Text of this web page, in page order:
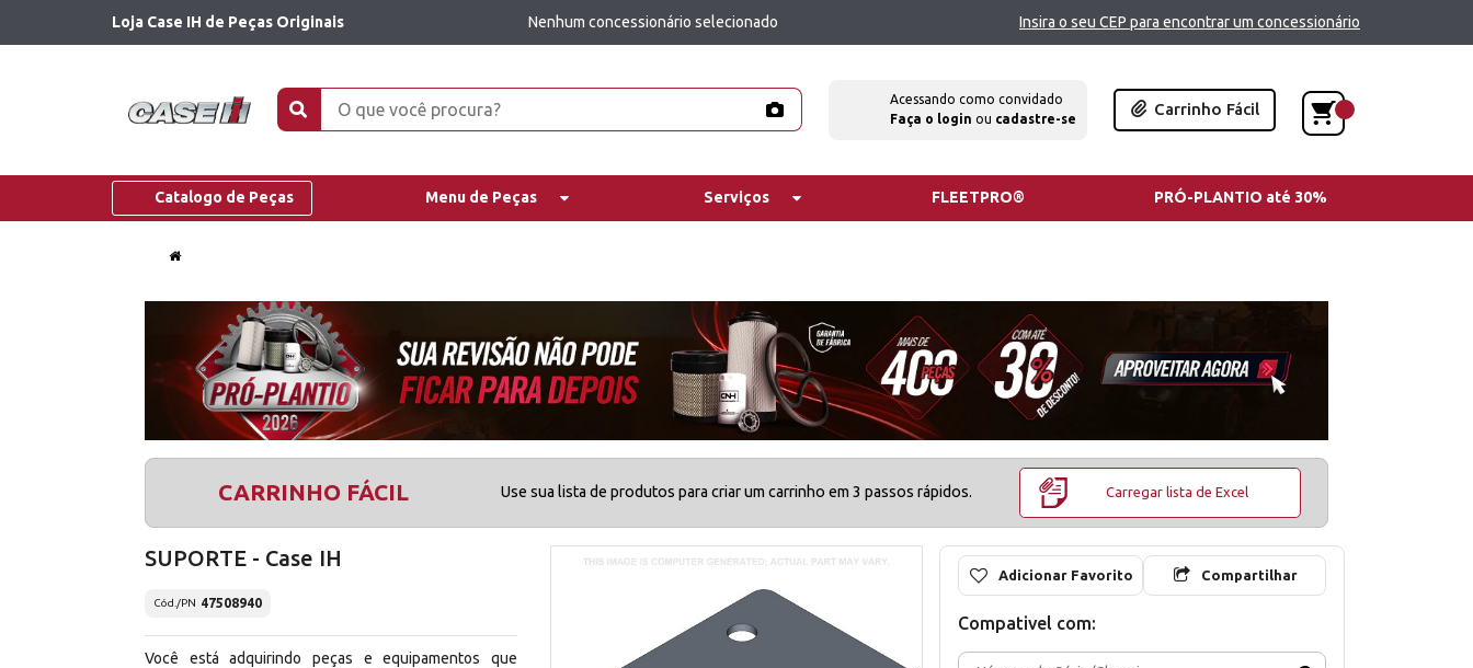
Loja Case IH de Peças Originais Nenhum concessionário selecionado Insira o seu CEP para encontrar um concessionário
Acessando como convidado
Faça o login ou cadastre-se
Carrinho Fácil
Catalogo de Peças Menu de Peças Serviços FLEETPRO® PRÓ-PLANTIO até 30%
CARRINHO FÁCIL Use sua lista de produtos para criar um carrinho em 3 passos rápidos. Carregar lista de Excel
SUPORTE - Case IH
Cód./PN 47508940
Você está adquirindo peças e equipamentos que
Adicionar Favorito Compartilhar
Compativel com: